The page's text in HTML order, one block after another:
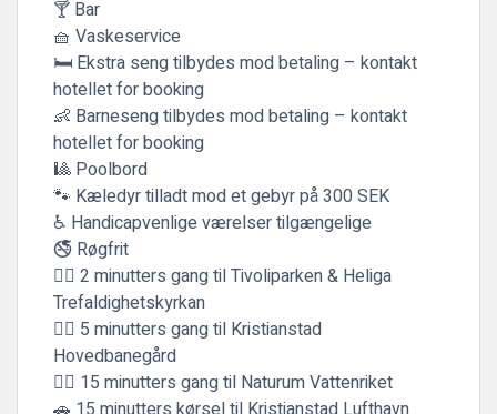
🍸 Bar
🧺 Vaskeservice
🛏️ Ekstra seng tilbydes mod betaling – kontakt
hotellet for booking
👶 Barneseng tilbydes mod betaling – kontakt
hotellet for booking
🎱 Poolbord
🐾 Kæledyr tilladt mod et gebyr på 300 SEK
♿ Handicapvenlige værelser tilgængelige
🚭 Røgfrit
🚶‍♂️ 2 minutters gang til Tivoliparken & Heliga
Trefaldighetskyrkan
🚶‍♂️ 5 minutters gang til Kristianstad
Hovedbanegård
🚶‍♂️ 15 minutters gang til Naturum Vattenriket